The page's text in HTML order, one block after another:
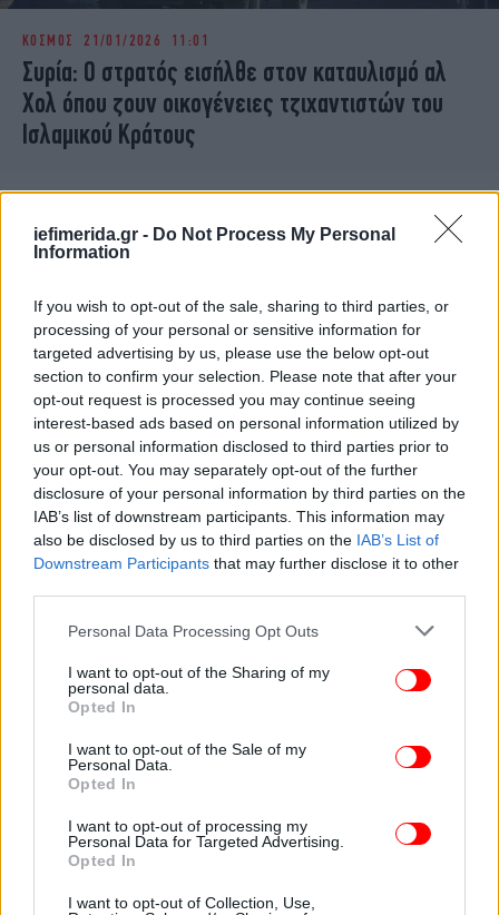
iefimerida.gr - Do Not Process My Personal
Information
If you wish to opt-out of the sale, sharing to third parties, or
processing of your personal or sensitive information for
targeted advertising by us, please use the below opt-out
section to confirm your selection. Please note that after your
opt-out request is processed you may continue seeing
interest-based ads based on personal information utilized by
us or personal information disclosed to third parties prior to
your opt-out. You may separately opt-out of the further
disclosure of your personal information by third parties on the
IAB’s list of downstream participants. This information may
also be disclosed by us to third parties on the IAB’s List of
Downstream Participants that may further disclose it to other
Please note that this website/app uses one or more Google
not limited to your visit or usage behaviour. You may click to
grant or deny consent to Google and its third-party tags to
use your data for below specified purposes in below Google
consent section.
Personal Data Processing Opt Outs
I want to opt-out of the Sharing of my
personal data.
Opted In
I want to opt-out of the Sale of my
Personal Data.
Opted In
I want to opt-out of processing my
Personal Data for Targeted Advertising.
Opted In
I want to opt-out of Collection, Use,
ΚΟΣΜΟΣ 21/01/2026 11:01
Συρία: Ο στρατός εισήλθε στον καταυλισμό αλ
Χολ όπου ζουν οικογένειες τζιχαντιστών του
Ισλαμικού Κράτους
ΚΟΣΜΟΣ 16/01/2026 15:42
Βέλγιο: Ένα 12χρονο παιδί ύποπτο για
τζιχαντιστική προπαγάνδα
Τουρκία: Τρεις αστυνομικοί νεκροί σε μάχη με